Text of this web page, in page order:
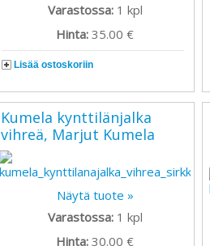
Varastossa: 1 kpl
Hinta:35.00 €
Lisää ostoskoriin
Kumela kynttilänjalka
vihreä, Marjut Kumela
Näytä tuote »
Varastossa: 1 kpl
Hinta:30.00 €